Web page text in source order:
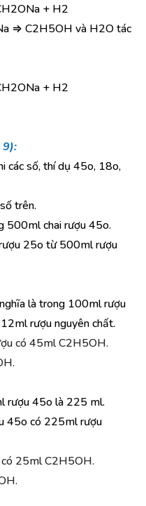
+ H2
⇒ C2H5OH và H2O tác
+ H2
9):
các số, thí dụ 45o, 18o,
trên.
500ml chai rượu 45o.
25o từ 500ml rượu
là trong 100ml rượu
rượu nguyên chất.
có 45ml C2H5OH.
rượu 45o là 225 ml.
45o có 225ml rượu
25ml C2H5OH.